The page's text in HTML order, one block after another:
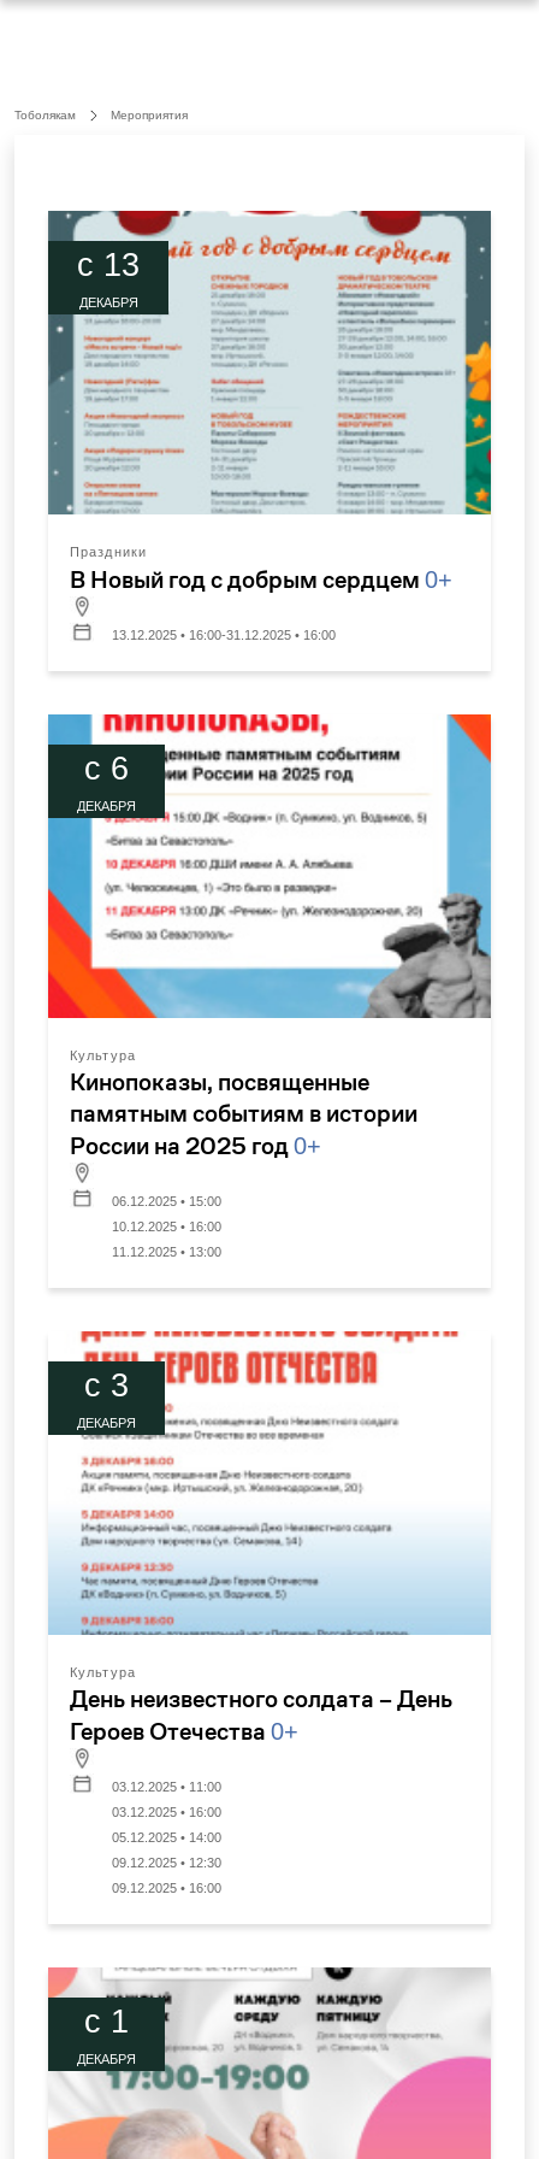
Тоболякам Мероприятия
c 13
ДЕКАБРЯ
Праздники
В Новый год с добрым сердцем 0+
13.12.2025 • 16:00-31.12.2025 • 16:00
c 6
ДЕКАБРЯ
Культура
Кинопоказы, посвященные
памятным событиям в истории
России на 2025 год0+
06.12.2025 • 15:00
10.12.2025 • 16:00
11.12.2025 • 13:00
c 3
ДЕКАБРЯ
Культура
День неизвестного солдата – День
Героев Отечества 0+
03.12.2025 • 11:00
03.12.2025 • 16:00
05.12.2025 • 14:00
09.12.2025 • 12:30
09.12.2025 • 16:00
c 1
ДЕКАБРЯ